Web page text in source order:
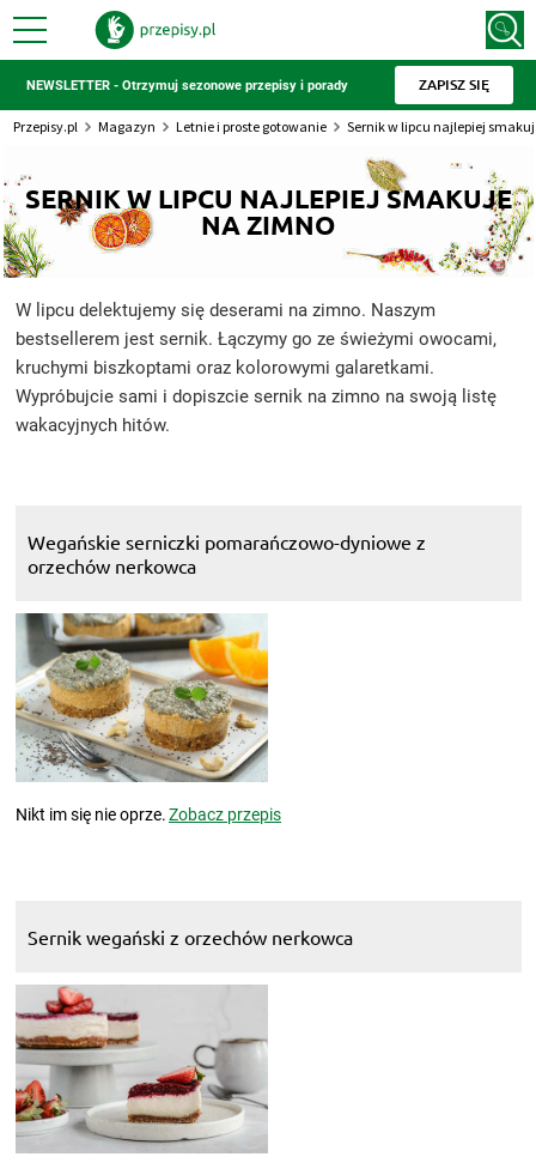
NEWSLETTER - Otrzymuj sezonowe przepisy i porady ZAPISZ SIĘ
Przepisy.pl Magazyn Letnie i proste gotowanie Sernik w lipcu najlepiej
SERNIK W LIPCU NAJLEPIEJ SMAKUJE
NA ZIMNO
W lipcu delektujemy się deserami na zimno. Naszym
bestsellerem jest sernik. Łączymy go ze świeżymi owocami,
kruchymi biszkoptami oraz kolorowymi galaretkami.
Wypróbujcie sami i dopiszcie sernik na zimno na swoją listę
wakacyjnych hitów.
Wegańskie serniczki pomarańczowo-dyniowe z
orzechów nerkowca
Nikt im się nie oprze.Zobacz przepis
Sernik wegański z orzechów nerkowca